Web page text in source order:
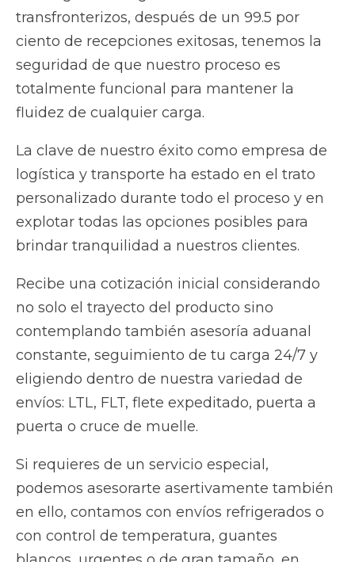
transfronterizos, después de un 99.5 por
ciento de recepciones exitosas, tenemos la
seguridad de que nuestro proceso es
totalmente funcional para mantener la
fluidez de cualquier carga.
La clave de nuestro éxito como empresa de
logística y transporte ha estado en el trato
personalizado durante todo el proceso y en
explotar todas las opciones posibles para
brindar tranquilidad a nuestros clientes.
Recibe una cotización inicial considerando
no solo el trayecto del producto sino
contemplando también asesoría aduanal
constante, seguimiento de tu carga 24/7 y
eligiendo dentro de nuestra variedad de
envíos: LTL, FLT, flete expeditado, puerta a
puerta o cruce de muelle.
Si requieres de un servicio especial,
podemos asesorarte asertivamente también
en ello, contamos con envíos refrigerados o
con control de temperatura, guantes